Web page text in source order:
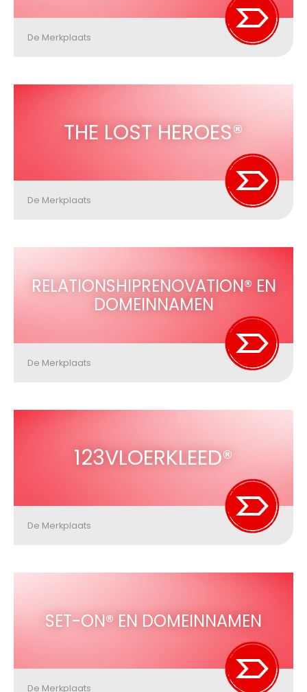
De Merkplaats
THE LOST HEROES®
De Merkplaats
RELATIONSHIPRENOVATION® EN
DOMEINNAMEN
De Merkplaats
123VLOERKLEED®
De Merkplaats
SET-ON® EN DOMEINNAMEN
De Merkplaats